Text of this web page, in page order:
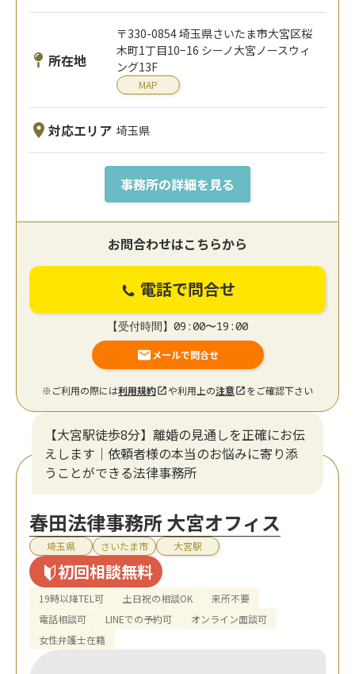
所在地
〒330-0854 埼玉県さいたま市大宮区桜
木町1丁目10−16 シーノ大宮ノースウィ
ング13F
MAP
対応エリア 埼玉県
事務所の詳細を見る
お問合わせはこちらから
電話で問合せ
【受付時間】09:00〜19:00
メールで問合せ
※ご利用の際には利用規約 や利用上の注意 をご確認下さい
【大宮駅徒歩8分】離婚の見通しを正確にお伝
えします｜依頼者様の本当のお悩みに寄り添
うことができる法律事務所
春田法律事務所 大宮オフィス
埼玉県 さいたま市 大宮駅
初回相談無料
19時以降TEL可 土日祝の相談OK
来所不要
電話相談可
LINEでの予約可
オンライン面談可
女性弁護士在籍